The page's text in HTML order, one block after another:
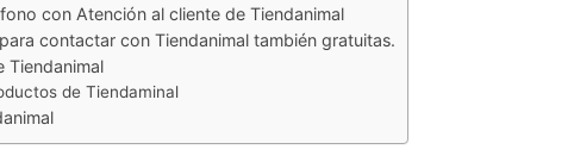
con Atención al cliente de Tiendanimal
contactar con Tiendanimal también gratuitas.
Tiendanimal
de Tiendaminal